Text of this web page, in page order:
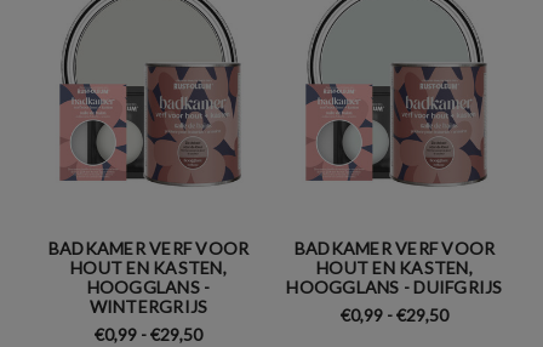
BADKAMER VERF VOOR
HOUT EN KASTEN,
HOOGGLANS -
WINTERGRIJS
€0,99 - €29,50
BADKAMER VERF VOOR
HOUT EN KASTEN,
HOOGGLANS - DUIFGRIJS
€0,99 - €29,50